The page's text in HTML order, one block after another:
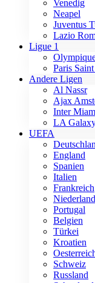
Venedig
Neapel
Juventus
Lazio
Ligue 1
Paris
Andere Ligen
Al Nassr
Ajax
Inter
LA
UEFA
England
Spanien
Italien
Frankreich
Portugal
Belgien
Türkei
Kroatien
Schweiz
Russland